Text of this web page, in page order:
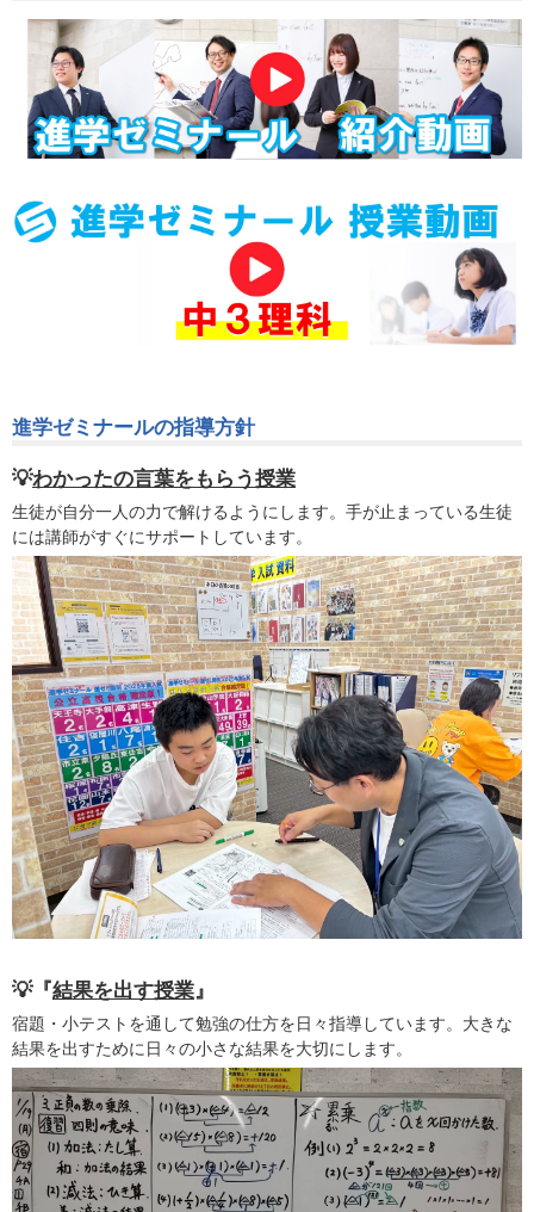
進学ゼミナールの指導方針
💡わかったの言葉をもらう授業
生徒が自分一人の力で解けるようにします。手が止まっている生徒
には講師がすぐにサポートしています。
💡『結果を出す授業』
宿題・小テストを通して勉強の仕方を日々指導しています。大きな
結果を出すために日々の小さな結果を大切にします。